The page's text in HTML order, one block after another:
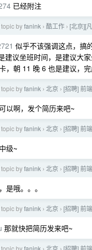
已经附注
byfanink › 酷工作 › [北京][
似乎不该强调这点，搞
建议坐班时间，是建议大家
，朝 11 晚 6 也是建议，
byfanink › 北京 › [招聘] 前
以啊，发个简历来吧~
byfanink › 北京 › [招聘] 前
中级~
byfanink › 北京 › [招聘] 前
是哦。。。
byfanink › 北京 › [招聘] 前
那就快把简历发来吧~
byfanink 北京 [招聘] 前